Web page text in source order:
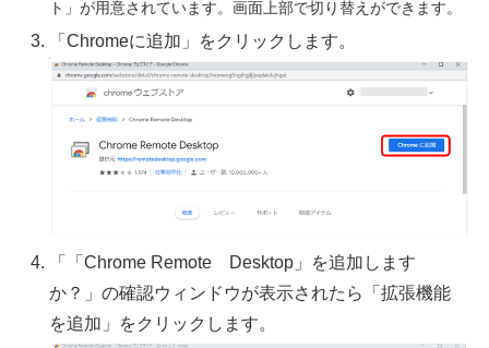
ト」が用意されています。画面上部で切り替えができます。
「Chromeに追加」をクリックします。
「「Chrome Remote Desktop」を追加します
か？」の確認ウィンドウが表示されたら「拡張機能
を追加」をクリックします。